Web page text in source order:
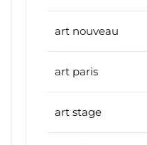
art nouveau
art paris
art stage